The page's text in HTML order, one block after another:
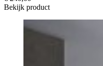
Bekijk product